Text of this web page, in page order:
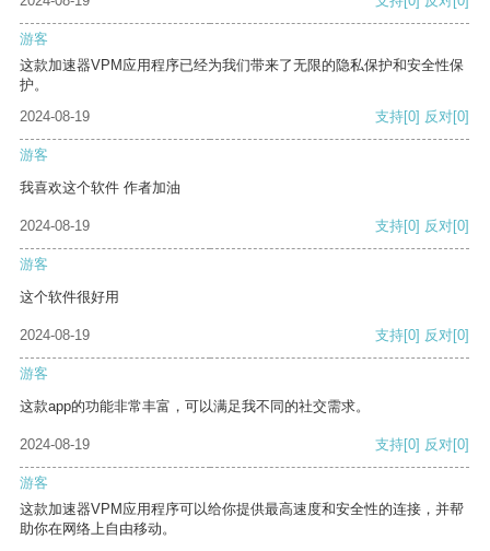
游客
这款加速器VPM应用程序已经为我们带来了无限的隐私保护和安全性保
护。
2024-08-19
支持[0] 反对[0]
游客
我喜欢这个软件 作者加油
2024-08-19 支持[0] 反对[0]
游客
这个软件很好用
2024-08-19 支持[0] 反对[0]
游客
这款app的功能非常丰富，可以满足我不同的社交需求。
2024-08-19 支持[0] 反对[0]
游客
这款加速器VPM应用程序可以给你提供最高速度和安全性的连接，并帮
助你在网络上自由移动。